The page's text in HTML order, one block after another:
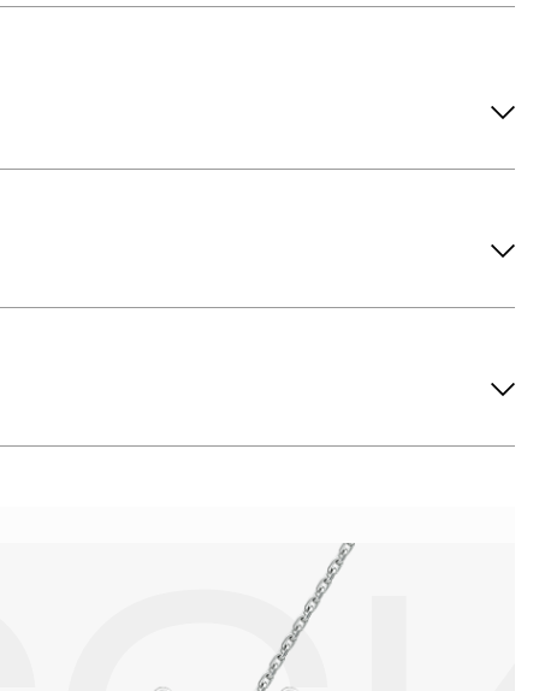
оставить на нем царапины. Изделия с бриллиантами
Также высокую влажность плохо переносят жемчуг,